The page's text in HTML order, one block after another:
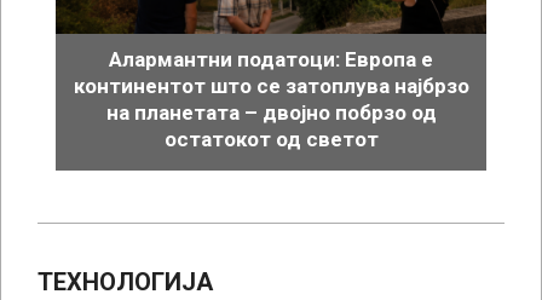
Алармантни податоци: Европа е
континентот што се затоплува најбрзо
на планетата – двојно побрзо од
остатокот од светот
ТЕХНОЛОГИЈА